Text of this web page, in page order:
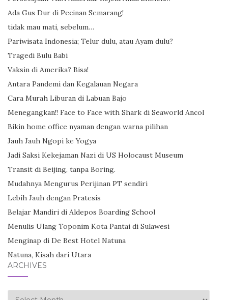
Ada Gus Dur di Pecinan Semarang!
tidak mau mati, sebelum…
Pariwisata Indonesia; Telur dulu, atau Ayam dulu?
Tragedi Bulu Babi
Vaksin di Amerika? Bisa!
Antara Pandemi dan Kegalauan Negara
Cara Murah Liburan di Labuan Bajo
Menegangkan!! Face to Face with Shark di Seaworld Ancol
Bikin home office nyaman dengan warna pilihan
Jauh Jauh Ngopi ke Yogya
Jadi Saksi Kekejaman Nazi di US Holocaust Museum
Transit di Beijing, tanpa Boring.
Mudahnya Mengurus Perijinan PT sendiri
Lebih Jauh dengan Pratesis
Belajar Mandiri di Aldepos Boarding School
Menulis Ulang Toponim Kota Pantai di Sulawesi
Menginap di De Best Hotel Natuna
Natuna, Kisah dari Utara
ARCHIVES
Archives